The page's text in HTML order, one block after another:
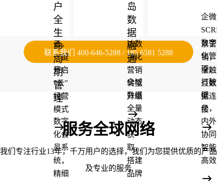
场景
门店
上
云，
一键
开启
“云”
经营
模式
用户
全渠
道触
达数
字化
营销
转型
升级
线下
全场
景营
销，
全触
点数
据连
接
户
全
生
命
周
期
管
理
数字
化会
员系
统，
精细
岛
数
据
融
通
全域
数据
全量
动态
获
取，
搭建
品牌
企微
数字
化管
理，
打破
壁
垒，
内外
协同
智能
高效
联系我们 400-646-5288 / 185 6581 5288
服务全球网络
我们专注行业13年，千万用户的选择，我们为您提供优质的产品
及专业的服务